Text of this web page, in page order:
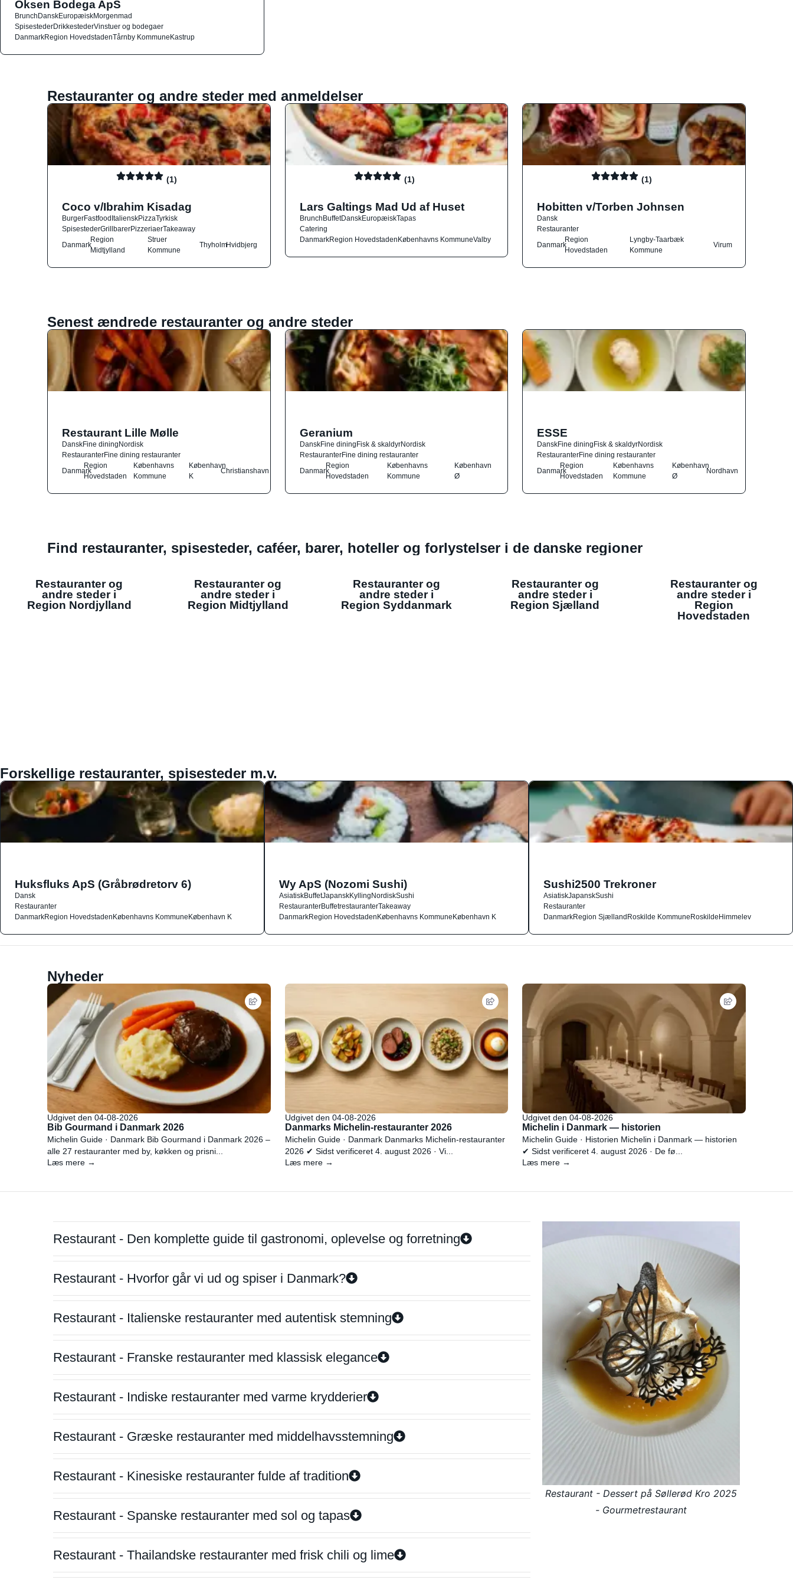
Oksen Bodega ApS
BrunchDanskEuropæiskMorgenmad
SpisestederDrikkestederVinstuer og bodegaer
DanmarkRegion HovedstadenTårnby KommuneKastrup
Restauranter og andre steder med anmeldelser
(1)
Coco v/Ibrahim Kisadag
BurgerFastfoodItalienskPizzaTyrkisk
SpisestederGrillbarerPizzeriaerTakeaway
Danmark
Region
Midtjylland
Struer
Kommune
ThyholmHvidbjerg
(1)
Lars Galtings Mad Ud af Huset
BrunchBuffetDanskEuropæiskTapas
Catering
DanmarkRegion HovedstadenKøbenhavns KommuneValby
(1)
Hobitten v/Torben Johnsen
Dansk
Restauranter
Danmark
Region
Hovedstaden
Lyngby-Taarbæk
Kommune
Virum
Senest ændrede restauranter og andre steder
Restaurant Lille Mølle
DanskFine diningNordisk
RestauranterFine dining restauranter
Danmark
Region
Hovedstaden
Københavns
Kommune
København
K
Christianshavn
Geranium
DanskFine diningFisk & skaldyrNordisk
RestauranterFine dining restauranter
Danmark
Region
Hovedstaden
Københavns
Kommune
København
Ø
ESSE
DanskFine diningFisk & skaldyrNordisk
RestauranterFine dining restauranter
Danmark
Region
Hovedstaden
Københavns
Kommune
København
Ø
Nordhavn
Find restauranter, spisesteder, caféer, barer, hoteller og forlystelser i de danske regioner
Restauranter og
andre steder i
Region Nordjylland
Restauranter og
andre steder i
Region Midtjylland
Restauranter og
andre steder i
Region Syddanmark
Restauranter og
andre steder i
Region Sjælland
Restauranter og
andre steder i
Region
Hovedstaden
Forskellige restauranter, spisesteder m.v.
Huksfluks ApS (Gråbrødretorv 6)
Dansk
Restauranter
DanmarkRegion HovedstadenKøbenhavns KommuneKøbenhavn K
Wy ApS (Nozomi Sushi)
AsiatiskBuffetJapanskKyllingNordiskSushi
RestauranterBuffetrestauranterTakeaway
DanmarkRegion HovedstadenKøbenhavns KommuneKøbenhavn K
Sushi2500 Trekroner
AsiatiskJapanskSushi
Restauranter
DanmarkRegion SjællandRoskilde KommuneRoskildeHimmelev
Nyheder
Udgivet den 04-08-2026
Bib Gourmand i Danmark 2026
Michelin Guide · Danmark Bib Gourmand i Danmark 2026 –
alle 27 restauranter med by, køkken og prisni...
Læs mere →
Udgivet den 04-08-2026
Danmarks Michelin-restauranter 2026
Michelin Guide · Danmark Danmarks Michelin-restauranter
2026 ✔ Sidst verificeret 4. august 2026 · Vi...
Læs mere →
Udgivet den 04-08-2026
Michelin i Danmark — historien
Michelin Guide · Historien Michelin i Danmark — historien
✔ Sidst verificeret 4. august 2026 · De fø...
Læs mere →
Restaurant - Den komplette guide til gastronomi, oplevelse og forretning
Restaurant - Hvorfor går vi ud og spiser i Danmark?
Restaurant - Italienske restauranter med autentisk stemning
Restaurant - Franske restauranter med klassisk elegance
Restaurant - Indiske restauranter med varme krydderier
Restaurant - Græske restauranter med middelhavsstemning
Restaurant - Kinesiske restauranter fulde af tradition
Restaurant - Spanske restauranter med sol og tapas
Restaurant - Thailandske restauranter med frisk chili og lime
Restaurant - Dessert på Søllerød Kro 2025
- Gourmetrestaurant